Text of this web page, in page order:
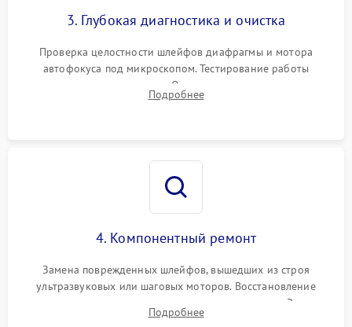
3. Глубокая диагностика и очистка
Проверка целостности шлейфов диафрагмы и мотора
автофокуса под микроскопом. Тестирование работы
электромагнитного привода. Очистка оптических элементов
от пыли, следов влаги и грибка спецрастворами без
Подробнее
4. Компонентный ремонт
Замена поврежденных шлейфов, вышедших из строя
ультразвуковых или шаговых моторов. Восстановление
геометрии направляющих при заклинивании зума. Замена
неисправного блока диафрагмы, датчиков положения или
Подробнее